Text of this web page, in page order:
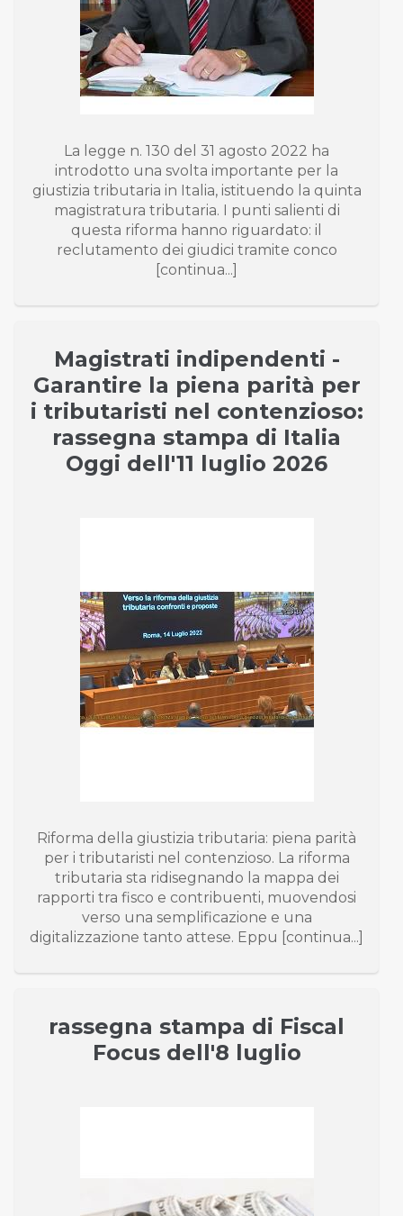
La legge n. 130 del 31 agosto 2022 ha
introdotto una svolta importante per la
giustizia tributaria in Italia, istituendo la quinta
magistratura tributaria. I punti salienti di
questa riforma hanno riguardato: il
reclutamento dei giudici tramite conco
[continua...]
Magistrati indipendenti -
Garantire la piena parità per
i tributaristi nel contenzioso:
rassegna stampa di Italia
Oggi dell'11 luglio 2026
Riforma della giustizia tributaria: piena parità
per i tributaristi nel contenzioso. La riforma
tributaria sta ridisegnando la mappa dei
rapporti tra fisco e contribuenti, muovendosi
verso una semplificazione e una
digitalizzazione tanto attese. Eppu [continua...]
rassegna stampa di Fiscal
Focus dell'8 luglio